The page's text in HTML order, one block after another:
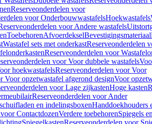
Reserveonderdelen voor
voor OnderbouwwastafelsHoekwastafels
voor Andere wastafels
ToebehorenAfvoerdekselBevestigingsmateriaal
Wastafel sets met onderkastReserveonderdelen
Reserveonderdelen voor
voor Voor dubbele wastafels
hoekwastafelsReserveonderdelen voor Voor
Voor opzetwastafel afgerond designVoor
voor Lage zijkastenHoge kasten
Reserveonderdelen voor Ander
en indelingsboxenHanddoekhouders
ContactdozenVerdere toebehorenSpiegels en
SpiegelkastenReserveonderdelen voor